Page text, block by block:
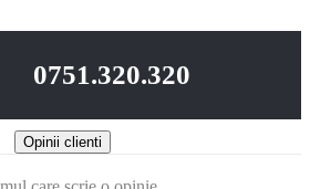
0751.320.320
Opinii clienti